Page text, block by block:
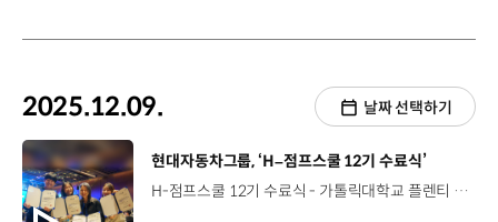
2025.12.09. 날짜 선택하기
[동영상]
현대자동차그룹, ‘H–점프스쿨 12기 수료식’
H-점프스쿨 12기 수료식 - 가톨릭대학교 플렌티 컨벤션, 2025년 12월 4일 교육격차 해소를 목표로 하는 현대차그룹 ‘대학생 교육봉사단 H-점프스쿨’ [H-점프스쿨]대학생 교사는 소외 계층 청소년에게 학습 지도 및 정서 지원,현대차그룹 임직원 등은 대학생 교사에게 진로 설계 등의 멘토링 제공 대학생-청소년-사회인 삼각 구조 멘토링을 통한 교육 나눔 선순환 2025년 3월부터 진행한 H-점프스쿨 12기 활동 마무리 약 8개월간 대학생 교사 300명이 전국 청소년 1,200명 대상 교육 봉사 참여한 대학생 교사 전원에게 장학금 등 수여 성 김 사장 / 현대자동차·기아 전략기획담당제가 어렸을 때 외국에서 살았어요. 학교에 좋은 선생님도 있었고, 부모님이 도와주신 부분도 있었지만 저보다 나이가 많은 멘토에게 배운 게 엄청 컸어요. (멘티들에게) 임팩트가 컸다는 걸 지금은 못 느끼실지 몰라도 나중에 큰 보람을 가지실 거예요. 수료식 외에도 ‘대학생 교사 역량강화 캠프’ ‘청소년 진로멘토링’ 진행 표정석 연구원 (멘토) / 현대자동차 수소전기차성능시험팀제가 ‘장학샘’ 활동 때 임직원 멘토분들께 받았던 도움을 저도 ‘장학샘’들에게 다시 나누고 싶어서 멘토로 지원해 활동하게 되었습니다. 1년간 고생 많으셨고 더 좋은 사람으로 성장할 수 있기를 기원합니다. 정선하 우수 대학생 교사 / H-점프스쿨 12기 가장 눈에 띄었던 점은 학생의 성장뿐만 아니라 대학생 멘토의 성장까지도 고려한다라는 점이었어요. 임직원 멘토링이 있다는 점이 특별하게 다가왔습니다. H-점프스쿨 2013년 시작 후, 누적 참여 대학생 3,460여 명 2020년 2024년 국내를 넘어 베트남과 인도네시아로 확대 멘토와 멘티 모두의 꿈을 이어주는 사다리 ‘H-점프스쿨’ “누구에게나 열린 배움의 기회, H-점프스쿨은 계속됩니다~”